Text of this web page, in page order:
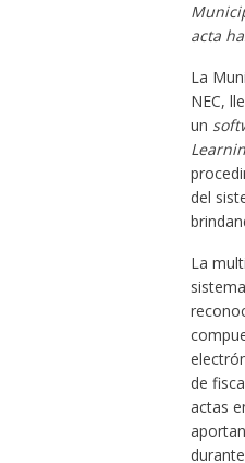
acta
La
NEC,
un
del
La
de
actas